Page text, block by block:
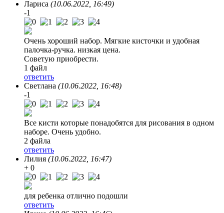
Лариса (10.06.2022, 16:49)
-1
Очень хороший набор. Мягкие кисточки и удобная
палочка-ручка. низкая цена.
Советую приобрести.
1 файл
ответить
Светлана (10.06.2022, 16:48)
-1
Все кисти которые понадобятся для рисования в одном
наборе. Очень удобно.
2 файла
ответить
Лилия (10.06.2022, 16:47)
+ 0
для ребенка отлично подошли
ответить